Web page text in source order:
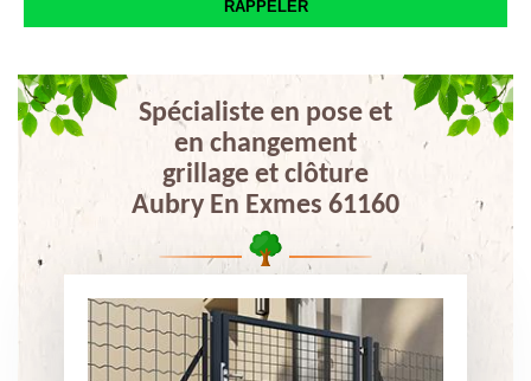
Spécialiste en pose et
en changement
grillage et clôture
Aubry En Exmes 61160